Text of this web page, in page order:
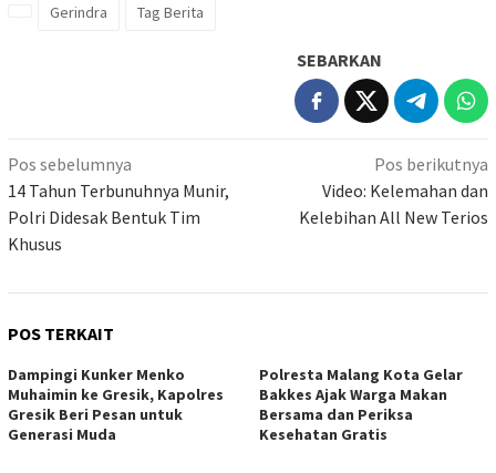
Gerindra Tag Berita
SEBARKAN
Navigasi
pos
Pos sebelumnya
14 Tahun Terbunuhnya Munir,
Polri Didesak Bentuk Tim
Khusus
Pos berikutnya
Video: Kelemahan dan
Kelebihan All New Terios
POS TERKAIT
Dampingi Kunker Menko
Muhaimin ke Gresik, Kapolres
Gresik Beri Pesan untuk
Generasi Muda
Polresta Malang Kota Gelar
Bakkes Ajak Warga Makan
Bersama dan Periksa
Kesehatan Gratis